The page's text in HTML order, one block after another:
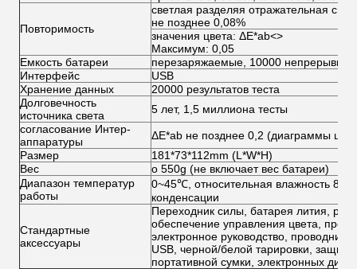
Повторимость
светлая разделяя отражательная
не позднее 0,08%
значения цвета: ΔE*ab<>
Максимум: 0,05
Емкость батареи
перезаряжаемые, 10000 непрерывных
Интерфейс
USB
Хранение данных
20000 результатов теста
Долговечность
источника света
5 лет, 1,5 миллиона тесты
согласование Интер-
аппаратуры
ΔE*ab не позднее 0,2 (диаграммы
Размер
181*73*112mm (L*W*H)
Вес
о 550g (не включает вес батареи)
Диапазон температур
работы
0~45℃, относительная влажность
конденсации
Стандартные
аксессуары
Переходник силы, батарея лития,
обеспечение управления цвета,
электронное руководство, проводник
USB, черной/белой тарировки,
портативной сумки, электронных